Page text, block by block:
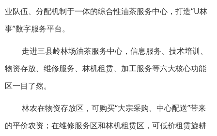
业队伍、分配机制于一体的综合性油茶服务中心，打造“U林
事”数字服务平台。
走进三县岭林场油茶服务中心，信息服务、技术培训、
物资存放、维修服务、林机租赁、加工服务等六大核心功能
区一目了然。
林农在物资存放区，可购买“大宗采购、中心配送”带来
的平价农资；在维修服务区和林机租赁区，可低价租赁旋耕